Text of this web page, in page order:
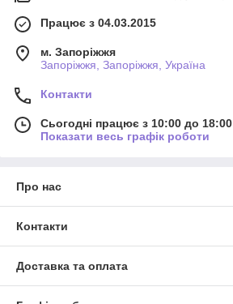
Працює з 04.03.2015
м. Запоріжжя
Запоріжжя, Запоріжжя, Україна
Контакти
Сьогодні працює з 10:00 до 18:00
Показати весь графік роботи
Про нас
Контакти
Доставка та оплата